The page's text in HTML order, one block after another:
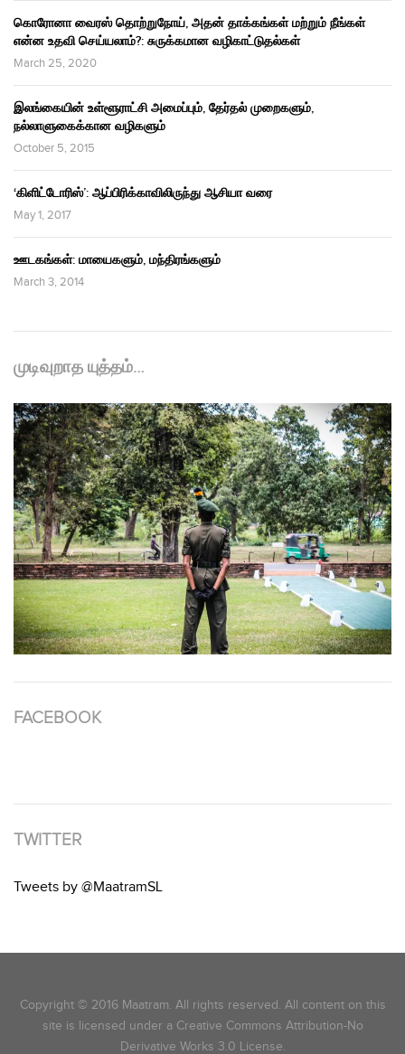
கொரோனா வைரஸ் தொற்றுநோய், அதன் தாக்கங்கள் மற்றும் நீங்கள்
என்ன உதவி செய்யலாம்?: சுருக்கமான வழிகாட்டுதல்கள்
March 25, 2020
இலங்கையின் உள்ளூராட்சி அமைப்பும், தேர்தல் முறைகளும்,
நல்லாளுகைக்கான வழிகளும்
October 5, 2015
‘கிளிட்டோரிஸ்’: ஆப்பிரிக்காவிலிருந்து ஆசியா வரை
May 1, 2017
ஊடகங்கள்: மாயைகளும், மந்திரங்களும்
March 3, 2014
முடிவுறாத யுத்தம்…
FACEBOOK
TWITTER
Tweets by @MaatramSL
Copyright © 2016 Maatram. All rights reserved. All content on this
site is licensed under a Creative Commons Attribution-No
Derivative Works 3.0 License.